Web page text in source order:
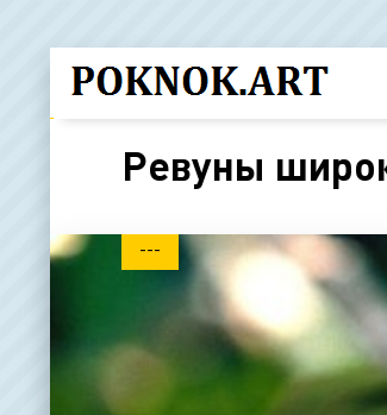
Ревуны
---